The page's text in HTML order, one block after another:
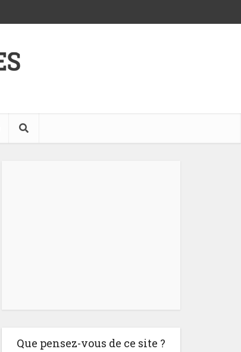
Que pensez-vous de ce site ?